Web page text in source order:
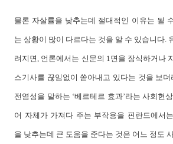
물론 자살률을 낮추는데 절대적인 이유는 될
는 상황이 많이 다르다는 것을 알 수 있습니다.
려지면, 언론에서는 신문의 1면을 장식하거나
스기사를 끊임없이 쏟아내고 있다는 것을 보
전염성을 말하는 ‘베르테르 효과’라는 사회현
어 자체가 가져다 주는 부작용을 핀란드에서
을 낮추는데 큰 도움을 준다는 것은 어느 정도